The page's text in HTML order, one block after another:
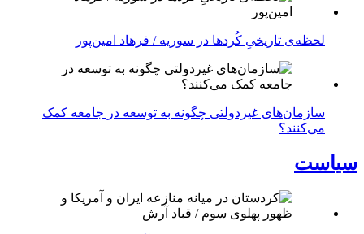
لحظه‌ی تاریخیِ کُردها در سوریه / فرهاد امین‌پور
سازمان‌های غیردولتی چگونه به توسعه در جامعه کمک
می‌کنند؟
سیاست